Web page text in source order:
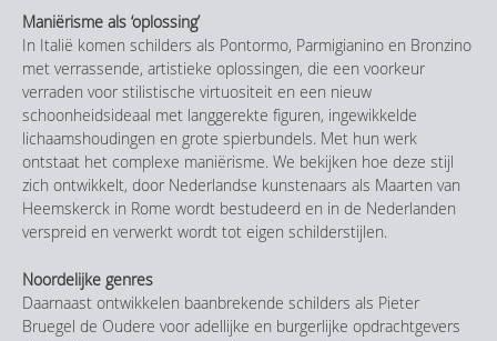
Maniërisme als ‘oplossing’
In Italië komen schilders als Pontormo, Parmigianino en Bronzino
met verrassende, artistieke oplossingen, die een voorkeur
verraden voor stilistische virtuositeit en een nieuw
schoonheidsideaal met langgerekte figuren, ingewikkelde
lichaamshoudingen en grote spierbundels. Met hun werk
ontstaat het complexe maniërisme. We bekijken hoe deze stijl
zich ontwikkelt, door Nederlandse kunstenaars als Maarten van
Heemskerck in Rome wordt bestudeerd en in de Nederlanden
verspreid en verwerkt wordt tot eigen schilderstijlen.
Noordelijke genres
Daarnaast ontwikkelen baanbrekende schilders als Pieter
Bruegel de Oudere voor adellijke en burgerlijke opdrachtgevers